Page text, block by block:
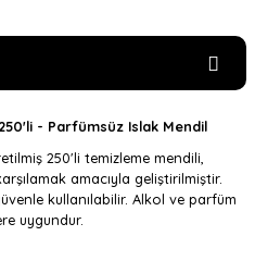
- Parfümsüz Islak Mendil
250'li temizleme mendili,
amacıyla geliştirilmiştir.
kullanılabilir. Alkol ve parfüm
uygundur.